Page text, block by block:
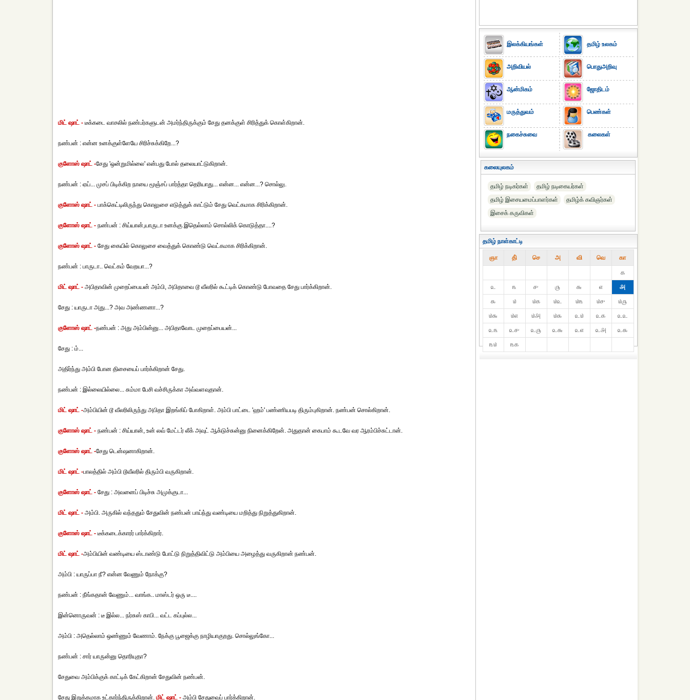
மிட் ஷாட் - டீக்கடை வாசலில் நண்பர்களுடன் அமர்ந்திருக்கும் சேது தனக்குள் சிரித்துக் கொள்கிறான்.
நண்பன் : என்ன உனக்குள்ளேயே சிரிச்சுக்கிறே...?
குளோஸ் ஷாட் -சேது 'ஒன்றுமில்லை' என்பது போல் தலையாட்டுகிறான்.
நண்பன் : ஏய்... முசப் பிடிக்கிற நாயை மூஞ்சப் பார்த்தா தெரியாது... என்ன... என்ன...? சொல்லு.
குளோஸ் ஷாட் - பாக்கெட்டிலிருந்து கொலுசை எடுத்துக் காட்டும் சேது வெட்கமாக சிரிக்கிறான்.
குளோஸ் ஷாட் - நண்பன் : சிய்யான்,யாருடா உனக்கு இதெல்லாம் சொல்லிக் கொடுத்தா....?
குளோஸ் ஷாட் - சேது கையில் கொலுசை வைத்துக் கொண்டு வெட்கமாக சிரிக்கிறான்.
நண்பன் : பாருடா.. வெட்கம் வேறயா...?
மிட் ஷாட் - அபிதாவின் முறைப்பையன் அம்பி, அபிதாவை டூ வீலரில் கூட்டிக் கொண்டு போவதை சேது பார்க்கிறான்.
சேது : யாருடா அது...? அவ அண்ணனா...?
குளோஸ் ஷாட் -நண்பன் : அது அம்பின்னு... அபிதாவோட முறைப்பையன்...
சேது : ம்...
அதிர்ந்து அம்பி போன திசையைப் பார்க்கிறான் சேது.
நண்பன் : இல்லையில்லை... சும்மா பேசி வச்சிருக்கா அவ்வளவுதான்.
மிட் ஷாட் -அம்பியின் டூ வீலரிலிருந்து அபிதா இறங்கிப் போகிறாள். அம்பி பாட்டை 'ஹம்' பண்ணியபடி திரும்புகிறான். நண்பன் சொல்கிறான்.
குளோஸ் ஷாட் - நண்பன் : சிய்யான், உன் லவ் மேட்டர் லீக் அவுட் ஆக்டுச்சுன்னு நினைக்கிறேன். அதுதான் கைபாம் கூடவே வர ஆரம்பிச்சுட்டான்.
குளோஸ் ஷாட் -சேது டென்ஷனாகிறான்.
மிட் ஷாட் -பாலத்தில் அம்பி டூவீலரில் திரும்பி வருகிறான்.
குளோஸ் ஷாட் - சேது : அவனைப் பிடிச்சு அமுக்குடா...
மிட் ஷாட் - அம்பி. அருகில் வந்ததும் சேதுவின் நண்பன் பாய்ந்து வண்டியை மறித்து நிறுத்துகிறான்.
குளோஸ் ஷாட் - டீக்கடைக்காரர் பார்க்கிறார்.
மிட் ஷாட் -அம்பியின் வண்டியை ஸ்டாண்டு போட்டு நிறுத்திவிட்டு அம்பியை அழைத்து வருகிறான் நண்பன்.
அம்பி : யாருப்பா நீ? என்ன வேணும் நோக்கு?
நண்பன் : நீங்கதான் வேணும்... வாங்க.. மாஸ்டர் ஒரு டீ....
இன்னொருவன் : டீ இல்ல... நர்சுஸ் காபி... வட்ட கப்புல்ல...
அம்பி : அதெல்லாம் ஒண்ணும் வேணாம். நேக்கு பூஜைக்கு நாழியாகுறது. சொல்லுங்கோ...
நண்பன் : சார் யாருன்னு தொரியுதா?
சேதுவை அம்பிக்குக் காட்டிக் கேட்கிறான் சேதுவின் நண்பன்.
சேது இறுக்கமாக உட்கார்ந்திருக்கிறான். மிட் ஷாட் - அம்பி சேதுவைப் பார்க்கிறான்.
இலக்கியங்கள்
அறிவியல்
ஆன்மிகம்
மருத்துவம்
நகைச்சுவை
தமிழ் உலகம்
பொதுஅறிவு
ஜோதிடம்
பெண்கள்
கலைகள்
கலையுலகம்
தமிழ் நடிகர்கள்
தமிழ் நடிகையர்கள்
தமிழ் இசையமைப்பாளர்கள்
தமிழ்க் கவிஞர்கள்
இசைக் கருவிகள்
தமிழ் நாள்காட்டி
ஞா தி் செ அ வி வெ கா
௧
௨
௩ ௪ ௫ ௬ ௭
௮
௯
௰ ௰௧ ௰௨ ௰௩ ௰௪
௰௫
௰௬
௰௭ ௰௮ ௰௯ ௨௰ ௨௧
௨௨
௨௩
௨௪ ௨௫ ௨௬ ௨௭ ௨௮
௨௯
௩௰
௩௧